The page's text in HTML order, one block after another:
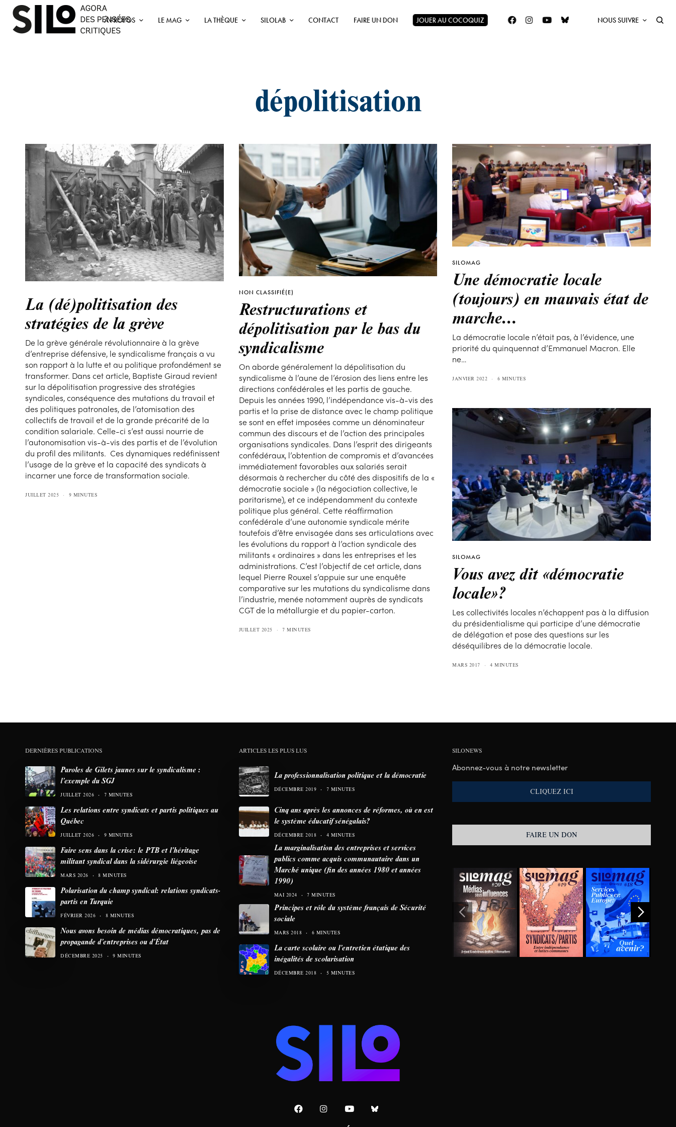
À PROPOS LE MAG LA THÈQUE SILOLAB CONTACT FAIRE UN DON JOUER AU COCOQUIZ NOUS SUIVRE
dépolitisation
La (dé)politisation des
stratégies de la grève
De la grève générale révolutionnaire à la grève
d’entreprise défensive, le syndicalisme français a vu
son rapport à la lutte et au politique profondément se
transformer. Dans cet article, Baptiste Giraud revient
sur la dépolitisation progressive des stratégies
syndicales, conséquence des mutations du travail et
des politiques patronales, de l’atomisation des
collectifs de travail et de la grande précarité de la
condition salariale. Celle-ci s’est aussi nourrie de
l’autonomisation vis-à-vis des partis et de l’évolution
du profil des militants. Ces dynamiques redéfinissent
l’usage de la grève et la capacité des syndicats à
incarner une force de transformation sociale.
JUILLET 2025 9 MINUTES
NON CLASSIFIÉ(E)
Restructurations et
dépolitisation par le bas du
syndicalisme
On aborde généralement la dépolitisation du
syndicalisme à l’aune de l’érosion des liens entre les
directions confédérales et les partis de gauche.
Depuis les années 1990, l’indépendance vis-à-vis des
partis et la prise de distance avec le champ politique
se sont en effet imposées comme un dénominateur
commun des discours et de l’action des principales
organisations syndicales. Dans l’esprit des dirigeants
confédéraux, l’obtention de compromis et d’avancées
immédiatement favorables aux salariés serait
désormais à rechercher du côté des dispositifs de la «
démocratie sociale » (la négociation collective, le
paritarisme), et ce indépendamment du contexte
politique plus général. Cette réaffirmation
confédérale d’une autonomie syndicale mérite
toutefois d’être envisagée dans ses articulations avec
les évolutions du rapport à l’action syndicale des
militants « ordinaires » dans les entreprises et les
administrations. C’est l’objectif de cet article, dans
lequel Pierre Rouxel s’appuie sur une enquête
comparative sur les mutations du syndicalisme dans
l’industrie, menée notamment auprès de syndicats
CGT de la métallurgie et du papier-carton.
JUILLET 2025 7 MINUTES
SILOMAG
Une démocratie locale
(toujours) en mauvais état de
marche…
La démocratie locale n’était pas, à l’évidence, une
priorité du quinquennat d’Emmanuel Macron. Elle
ne…
JANVIER 2022 6 MINUTES
SILOMAG
Vous avez dit «démocratie
locale»?
Les collectivités locales n’échappent pas à la diffusion
du présidentialisme qui participe d’une démocratie
de délégation et pose des questions sur les
déséquilibres de la démocratie locale.
MARS 2017 4 MINUTES
DERNIÈRES PUBLICATIONS
Paroles de Gilets jaunes sur le syndicalisme :
l’exemple du SGJ
JUILLET 2026 7 MINUTES
Les relations entre syndicats et partis politiques au
Québec
JUILLET 2026 9 MINUTES
Faire sens dans la crise: le PTB et l’héritage
militant syndical dans la sidérurgie liégeoise
MARS 2026 8 MINUTES
Polarisation du champ syndical: relations syndicats-
partis en Turquie
FÉVRIER 2026 8 MINUTES
Nous avons besoin de médias démocratiques, pas de
propagande d’entreprises ou d’État
DÉCEMBRE 2025 9 MINUTES
ARTICLES LES PLUS LUS
La professionnalisation politique et la démocratie
DÉCEMBRE 2019 7 MINUTES
Cinq ans après les annonces de réformes, où en est
le système éducatif sénégalais?
DÉCEMBRE 2018 4 MINUTES
La marginalisation des entreprises et services
publics comme acquis communautaire dans un
Marché unique (fin des années 1980 et années
1990)
MAI 2024 7 MINUTES
Principes et rôle du système français de Sécurité
sociale
MARS 2018 6 MINUTES
La carte scolaire ou l’entretien étatique des
inégalités de scolarisation
DÉCEMBRE 2018 5 MINUTES
SILONEWS
Abonnez-vous à notre newsletter
CLIQUEZ ICI
FAIRE UN DON